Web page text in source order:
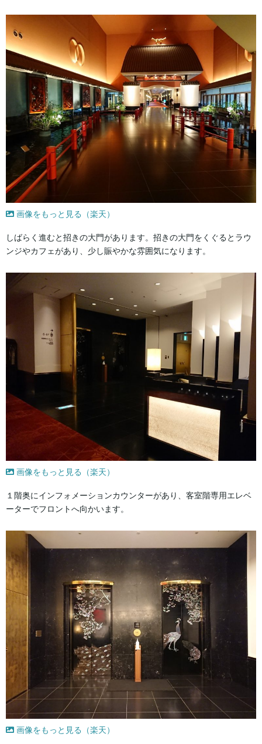
画像をもっと見る（楽天）
しばらく進むと招きの大門があります。招きの大門をくぐるとラウ
ンジやカフェがあり、少し賑やかな雰囲気になります。
画像をもっと見る（楽天）
１階奥にインフォメーションカウンターがあり、客室階専用エレベ
ーターでフロントへ向かいます。
画像をもっと見る（楽天）